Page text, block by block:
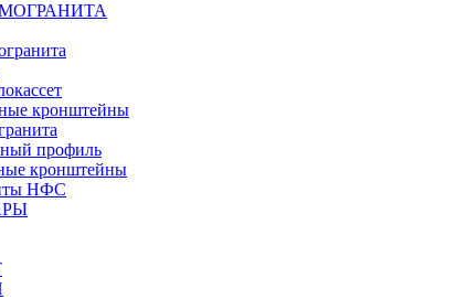
кронштейны
профиль
кронштейны
НФС